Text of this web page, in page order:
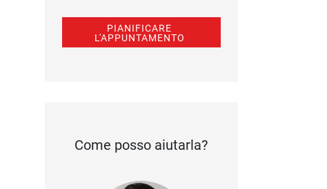
PIANIFICARE
L'APPUNTAMENTO
Come posso aiutarla?